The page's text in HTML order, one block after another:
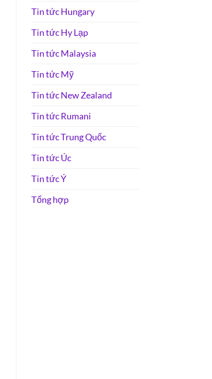
Tin tức Hungary
Tin tức Hy Lạp
Tin tức Malaysia
Tin tức Mỹ
Tin tức New Zealand
Tin tức Rumani
Tin tức Trung Quốc
Tin tức Úc
Tin tức Ý
Tổng hợp